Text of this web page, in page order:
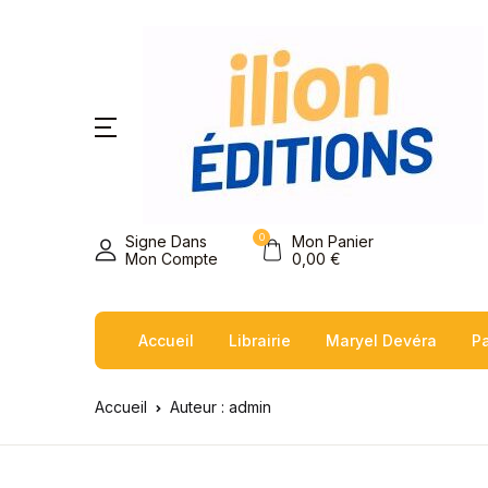
Signe Dans
Mon Compte
0
Mon Panier
0,00 €
Accueil Librairie Maryel Devéra
Accueil Auteur : admin